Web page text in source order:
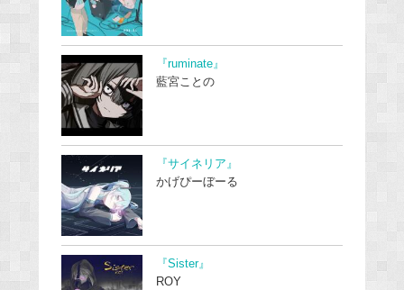
『ruminate』
藍宮ことの
『サイネリア』
かげぴーぼーる
『Sister』
ROY